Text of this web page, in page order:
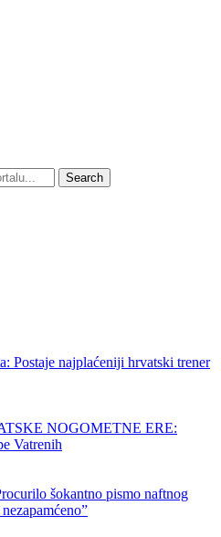
Search
Postaje najplaćeniji hrvatski trener
NOGOMETNE ERE:
Vatrenih
šokantno pismo naftnog